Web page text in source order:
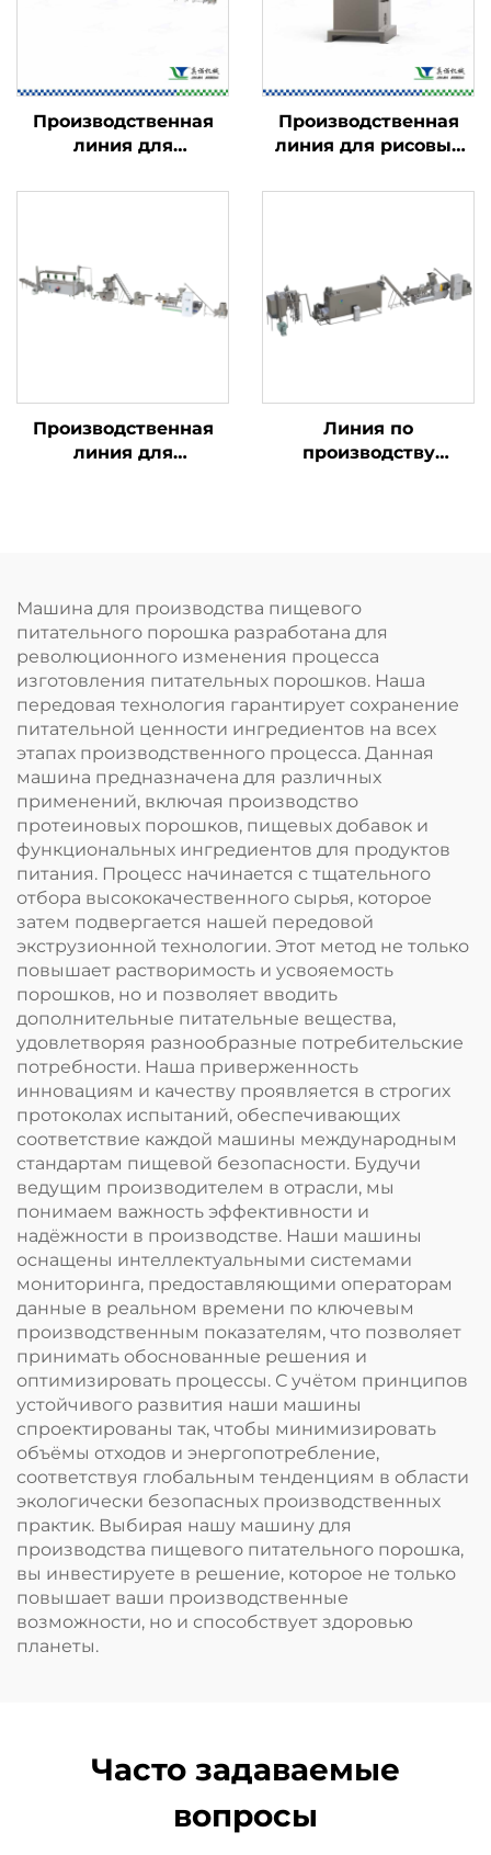
Производственная
линия для
и начинённых
Производственная
линия для рисовых
Производственная
линия для
Линия по
производству
Машина для производства пищевого
питательного порошка разработана для
революционного изменения процесса
изготовления питательных порошков. Наша
передовая технология гарантирует сохранение
питательной ценности ингредиентов на всех
этапах производственного процесса. Данная
машина предназначена для различных
применений, включая производство
протеиновых порошков, пищевых добавок и
функциональных ингредиентов для продуктов
питания. Процесс начинается с тщательного
отбора высококачественного сырья, которое
затем подвергается нашей передовой
экструзионной технологии. Этот метод не только
повышает растворимость и усвояемость
порошков, но и позволяет вводить
дополнительные питательные вещества,
удовлетворяя разнообразные потребительские
потребности. Наша приверженность
инновациям и качеству проявляется в строгих
протоколах испытаний, обеспечивающих
соответствие каждой машины международным
стандартам пищевой безопасности. Будучи
ведущим производителем в отрасли, мы
понимаем важность эффективности и
надёжности в производстве. Наши машины
оснащены интеллектуальными системами
мониторинга, предоставляющими операторам
данные в реальном времени по ключевым
производственным показателям, что позволяет
принимать обоснованные решения и
оптимизировать процессы. С учётом принципов
устойчивого развития наши машины
спроектированы так, чтобы минимизировать
объёмы отходов и энергопотребление,
соответствуя глобальным тенденциям в области
экологически безопасных производственных
практик. Выбирая нашу машину для
производства пищевого питательного порошка,
вы инвестируете в решение, которое не только
повышает ваши производственные
возможности, но и способствует здоровью
планеты.
Часто задаваемые
вопросы